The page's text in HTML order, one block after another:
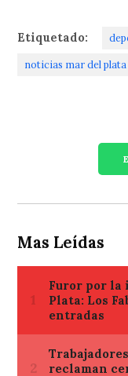
Etiquetado:
noticias mar del plata
Mas Leídas